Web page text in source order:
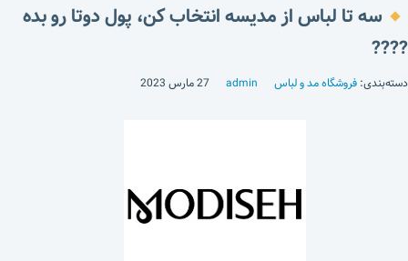
سه تا لباس از مدیسه انتخاب کن، پول دوتا رو بده
????
دسته‌بندی: فروشگاه مد و لباس admin 27 مارس 2023